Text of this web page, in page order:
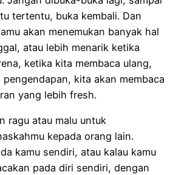
tertentu, buka kembali. Dan
akan menemukan banyak hal
atau lebih menarik ketika
ketika kita membaca ulang,
kita akan membaca
yang lebih fresh.
ragu atau malu untuk
kepada orang lain.
kamu sendiri, atau kalau kamu
pada diri sendiri, dengan